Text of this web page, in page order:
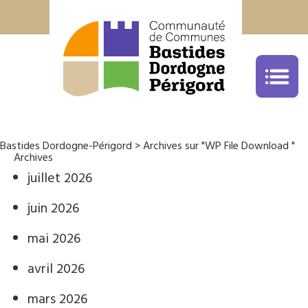
Office de Tourisme Bastides Dordogne
05.53.22.68.59
cliquez ici
Bastides Dordogne-Périgord > Archives sur "WP File Download "
Archives
juillet 2026
juin 2026
mai 2026
avril 2026
mars 2026